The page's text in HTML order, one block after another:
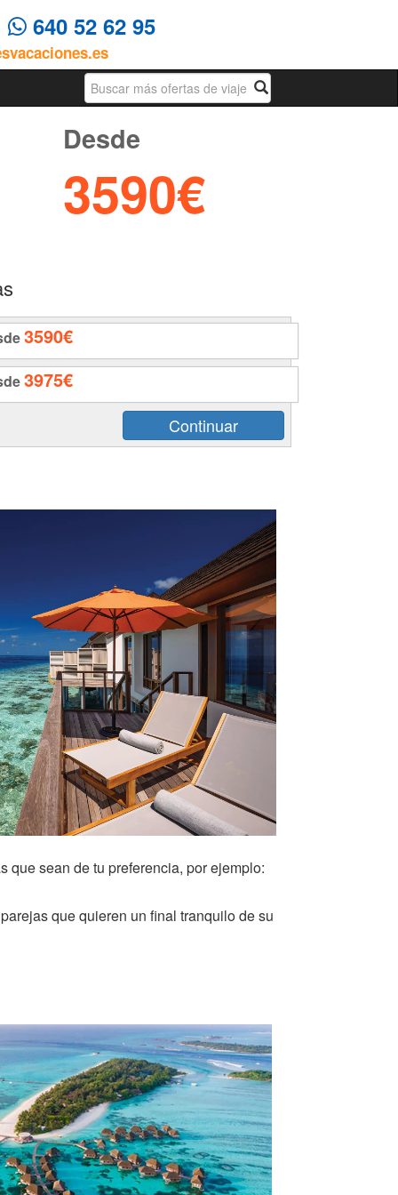
640 52 62 95
Busqueda
Desde
3590€
3590€
3975€
sean de tu preferencia, por ejemplo:
que quieren un final tranquilo de su